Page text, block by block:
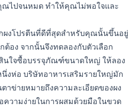
ไปจนหมด ทำให้คุณไม่พอใจและ
ผงโปรตีนที่ดีที่สุดสำหรับคุณนั้นขึ้นอยู่
อง จากนั้นจึงทดลองกับตัวเลือก
นใจซื้อบรรจุภัณฑ์ขนาดใหญ่ ให้ลอง
งห่อ บริษัทอาหารเสริมรายใหญ่มัก
าข่ายหมายถึงความละเอียดของผง
ความง่ายในการผสมด้วยมือในขวด